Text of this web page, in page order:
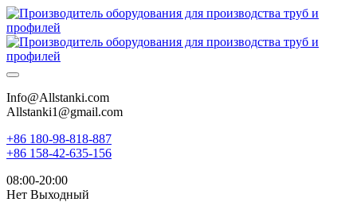
Info@Allstanki.com
Allstanki1@gmail.com
+86 180-98-818-887
+86 158-42-635-156
08:00-20:00
Нет Выходный